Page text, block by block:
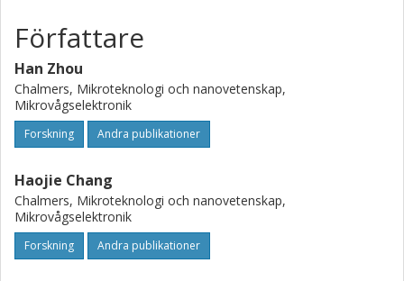
Författare
Han Zhou
Chalmers, Mikroteknologi och nanovetenskap,
Mikrovågselektronik
Forskning Andra publikationer
Haojie Chang
Chalmers, Mikroteknologi och nanovetenskap,
Mikrovågselektronik
Forskning Andra publikationer